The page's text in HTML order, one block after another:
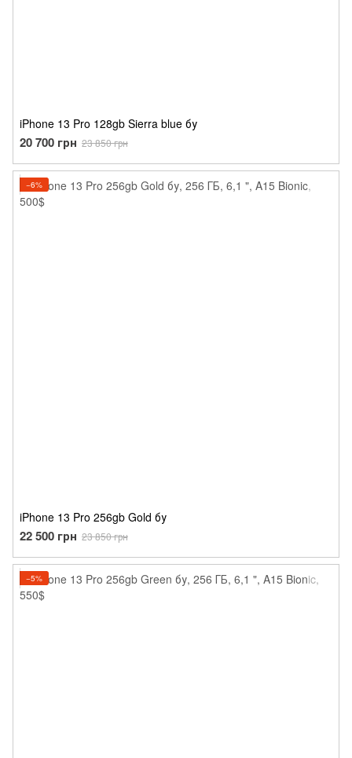
iPhone 13 Pro 128gb Sierra blue бу
20 700 грн 23 850 грн
−6%
iPhone 13 Pro 256gb Gold бу
22 500 грн 23 850 грн
−5%